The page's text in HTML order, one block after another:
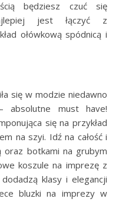
będziesz czuć się
jest łączyć z
ołówkową spódnicą i
się w modzie niedawno
absolutne must have!
się na przykład
na szyi. Idź na całość i
oraz botkami na grubym
koszule na imprezę z
klasy i elegancji
bluzki na imprezy w